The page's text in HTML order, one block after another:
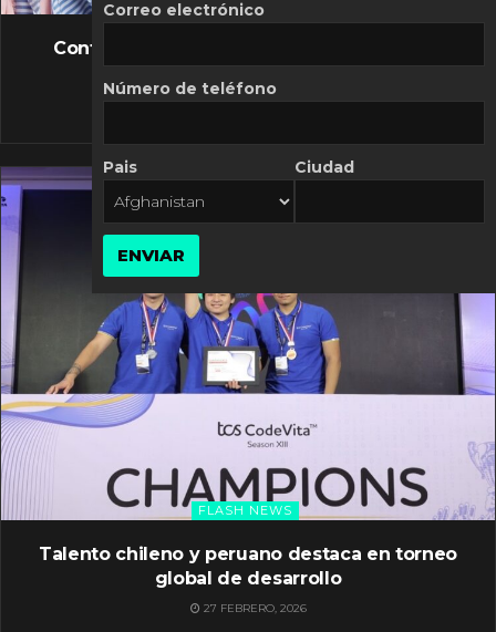
FLASH NEWS
Controversia de Mercado Libre por costos
10 MARZO, 2026
FLASH NEWS
Talento chileno y peruano destaca en torneo
global de desarrollo
27 FEBRERO, 2026
Correo electrónico
Número de teléfono
Pais Ciudad
ENVIAR